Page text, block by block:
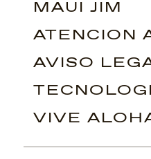
MAUI JIM
ATENCIÓN
AVISO
VIVE